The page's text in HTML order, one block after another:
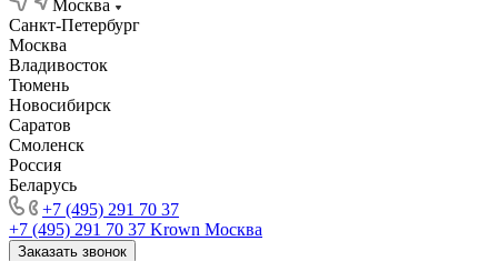
Москва
Санкт-Петербург
Москва
Владивосток
Тюмень
Новосибирск
Саратов
Смоленск
Россия
Беларусь
+7 (495) 291 70 37
+7 (495) 291 70 37 Krown Москва
Заказать звонок